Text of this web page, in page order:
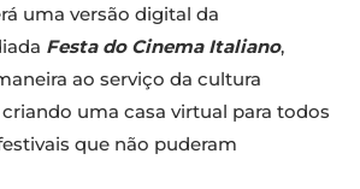
uma versão digital da
Festa do Cinema Italiano,
ao serviço da cultura
uma casa virtual para todos
que não puderam